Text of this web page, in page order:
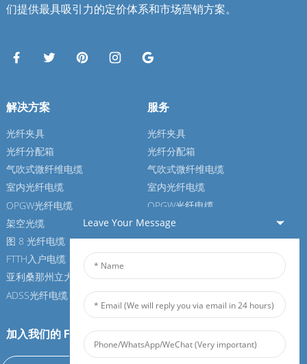
们提供最具吸引力的定价体系和市场营销方案。
解决方案
光纤夹具
光纤分配箱
气吹式微纤维电缆
室内光纤电缆
OPGW光纤电缆
架空光缆
图 8 光纤电缆
FTTH入户电缆
亚利桑那州立大学光纤电缆
ADSS光纤电缆
服务
光纤夹具
光纤分配箱
气吹式微纤维电缆
室内光纤电缆
OPGW光纤电缆
架空光缆
图 8 光纤电缆
亚利桑那州立大学光纤电缆
ADSS光纤电缆
加入我们的 Feiboer
Leave Your Message